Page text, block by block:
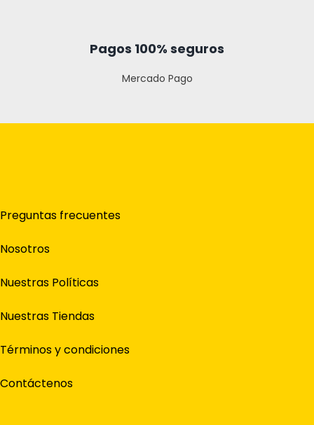
Pagos 100% seguros
Mercado Pago
Preguntas frecuentes
Nosotros
Nuestras Políticas
Nuestras Tiendas
Términos y condiciones
Contáctenos